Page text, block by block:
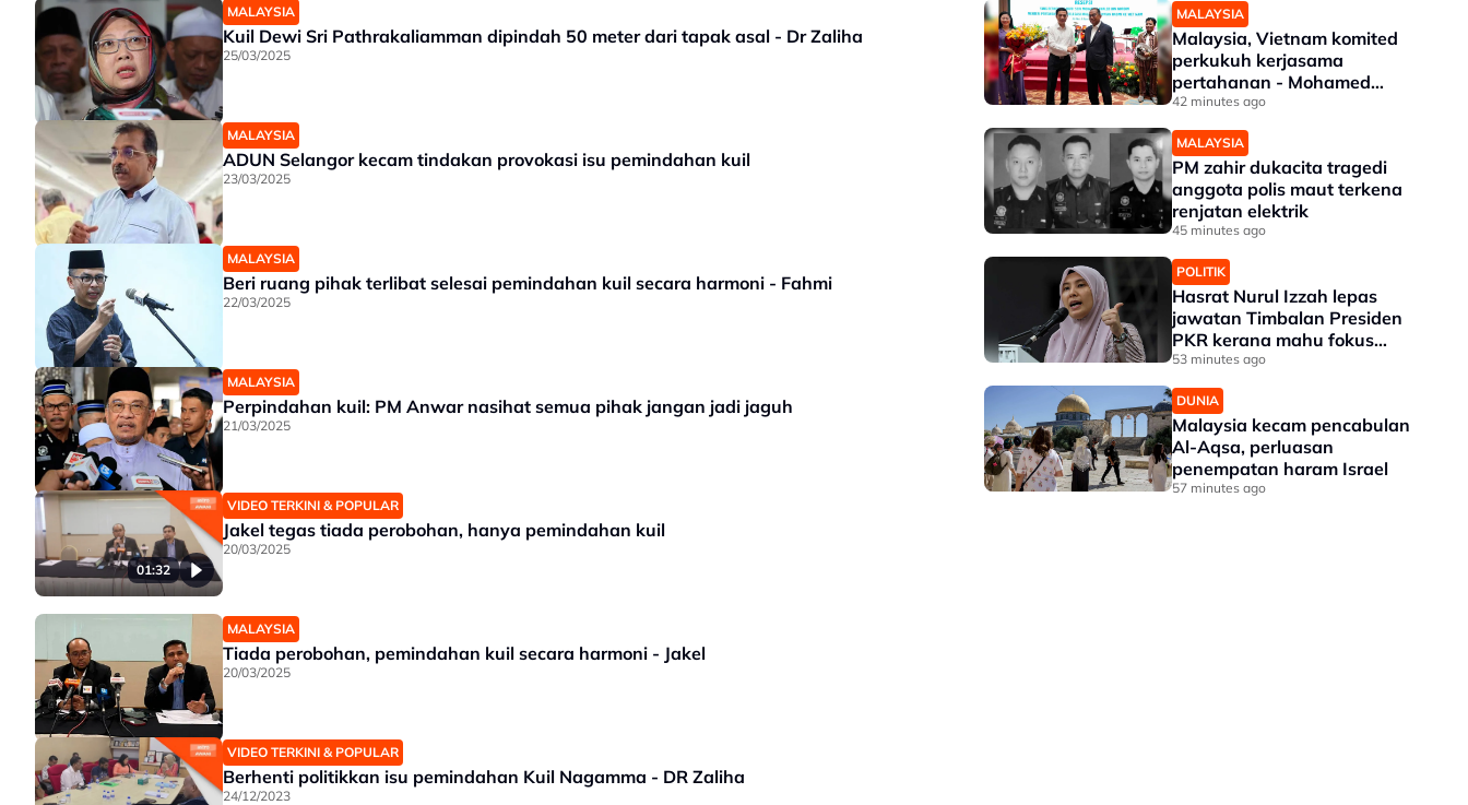
MALAYSIA
Kuil Dewi Sri Pathrakaliamman dipindah 50 meter dari tapak asal - Dr Zaliha
25/03/2025
MALAYSIA
ADUN Selangor kecam tindakan provokasi isu pemindahan kuil
23/03/2025
MALAYSIA
Beri ruang pihak terlibat selesai pemindahan kuil secara harmoni - Fahmi
22/03/2025
MALAYSIA
Perpindahan kuil: PM Anwar nasihat semua pihak jangan jadi jaguh
21/03/2025
01:32
VIDEO TERKINI & POPULAR
Jakel tegas tiada perobohan, hanya pemindahan kuil
20/03/2025
MALAYSIA
Tiada perobohan, pemindahan kuil secara harmoni - Jakel
20/03/2025
VIDEO TERKINI & POPULAR
Berhenti politikkan isu pemindahan Kuil Nagamma - DR Zaliha
24/12/2023
MALAYSIA
Malaysia, Vietnam komited
perkukuh kerjasama
pertahanan - Mohamed
Khaled
42 minutes ago
MALAYSIA
PM zahir dukacita tragedi
anggota polis maut terkena
renjatan elektrik
45 minutes ago
POLITIK
Hasrat Nurul Izzah lepas
jawatan Timbalan Presiden
PKR kerana mahu fokus
pengajian lanjutan
53 minutes ago
DUNIA
Malaysia kecam pencabulan
Al-Aqsa, perluasan
penempatan haram Israel
57 minutes ago